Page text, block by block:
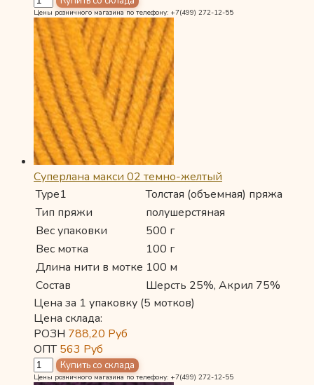
Цены розничного магазина по телефону: +7(499) 272-12-55
Суперлана макси 02 темно-желтый
Type1
Толстая (объемная) пряжа
Тип пряжи
полушерстяная
Вес упаковки
500 г
Вес мотка
100 г
Длина нити в мотке 100 м
Состав
Шерсть 25%, Акрил 75%
Цена за 1 упаковку (5 мотков)
Цена склада:
РОЗН 788,20 Руб
ОПТ563 Руб
Цены розничного магазина по телефону: +7(499) 272-12-55